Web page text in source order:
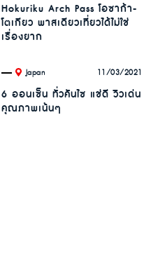
Hokuriku Arch Pass โอซาก้า-
โตเกียว พาสเดียวเที่ยวได้ไม่ใช่
เรื่องยาก
. Japan 11/03/2021
6 ออนเซ็น ทั่วคันไซ แช่ดี วิวเด่น
คุณภาพเน้นๆ